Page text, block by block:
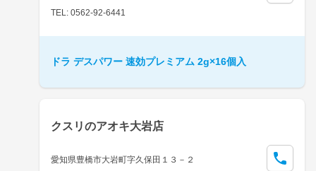
TEL: 0562-92-6441
ドラ デスパワー 速効プレミアム 2g×16個入
クスリのアオキ大岩店
愛知県豊橋市大岩町字久保田１３－２